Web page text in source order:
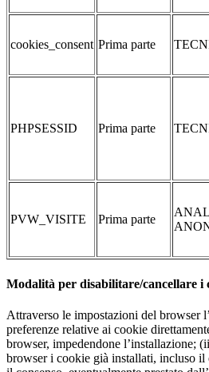
cookies_consent Prima parte
PHPSESSID Prima parte
PVW_VISITE Prima parte
Modalità per disabilitare/cancellare i
Attraverso le impostazioni del browser
preferenze relative ai cookie
browser, impedendone l’installazione;
browser i cookie già installati, incluso il